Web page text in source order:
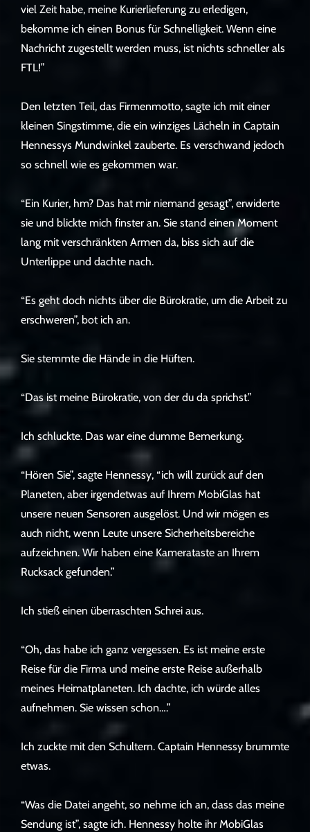
viel Zeit habe, meine Kurierlieferung zu erledigen,
bekomme ich einen Bonus für Schnelligkeit. Wenn eine
Nachricht zugestellt werden muss, ist nichts schneller als
FTL!”
Den letzten Teil, das Firmenmotto, sagte ich mit einer
kleinen Singstimme, die ein winziges Lächeln in Captain
Hennessys Mundwinkel zauberte. Es verschwand jedoch
so schnell wie es gekommen war.
“Ein Kurier, hm? Das hat mir niemand gesagt”, erwiderte
sie und blickte mich finster an. Sie stand einen Moment
lang mit verschränkten Armen da, biss sich auf die
Unterlippe und dachte nach.
“Es geht doch nichts über die Bürokratie, um die Arbeit zu
erschweren”, bot ich an.
Sie stemmte die Hände in die Hüften.
“Das ist meine Bürokratie, von der du da sprichst.”
Ich schluckte. Das war eine dumme Bemerkung.
“Hören Sie”, sagte Hennessy, “ich will zurück auf den
Planeten, aber irgendetwas auf Ihrem MobiGlas hat
unsere neuen Sensoren ausgelöst. Und wir mögen es
auch nicht, wenn Leute unsere Sicherheitsbereiche
aufzeichnen. Wir haben eine Kamerataste an Ihrem
Rucksack gefunden.”
Ich stieß einen überraschten Schrei aus.
“Oh, das habe ich ganz vergessen. Es ist meine erste
Reise für die Firma und meine erste Reise außerhalb
meines Heimatplaneten. Ich dachte, ich würde alles
aufnehmen. Sie wissen schon….”
Ich zuckte mit den Schultern. Captain Hennessy brummte
etwas.
“Was die Datei angeht, so nehme ich an, dass das meine
Sendung ist”, sagte ich. Hennessy holte ihr MobiGlas